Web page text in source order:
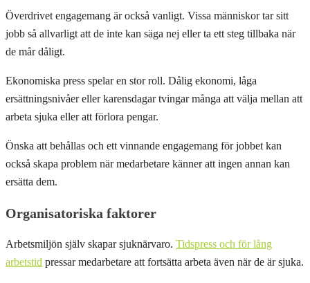
Överdrivet engagemang är också vanligt. Vissa människor tar sitt
jobb så allvarligt att de inte kan säga nej eller ta ett steg tillbaka när
de mår dåligt.
Ekonomiska press spelar en stor roll. Dålig ekonomi, låga
ersättningsnivåer eller karensdagar tvingar många att välja mellan att
arbeta sjuka eller att förlora pengar.
Önska att behållas och ett vinnande engagemang för jobbet kan
också skapa problem när medarbetare känner att ingen annan kan
ersätta dem.
Organisatoriska faktorer
Arbetsmiljön själv skapar sjuknärvaro. Tidspress och för lång
arbetstid pressar medarbetare att fortsätta arbeta även när de är sjuka.